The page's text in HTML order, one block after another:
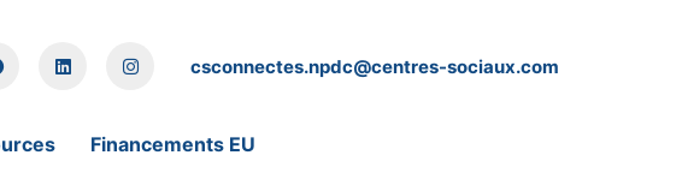
csconnectes.npdc@centres-sociaux.com
Financements EU